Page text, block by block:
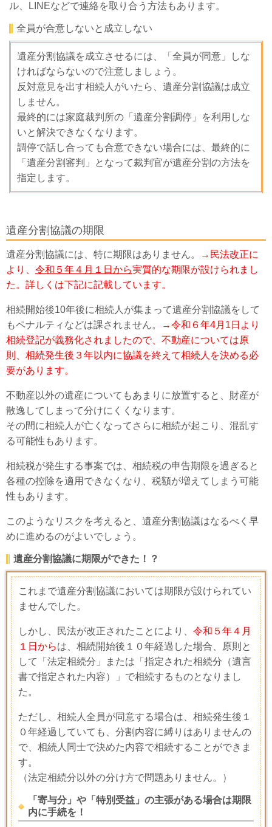
ル、LINEなどで連絡を取り合う方法もあります。
全員が合意しないと成立しない
遺産分割協議を成立させるには、「全員が同意」しな
ければならないので注意しましょう。
反対意見を出す相続人がいたら、遺産分割協議は成立
しません。
最終的には家庭裁判所の「遺産分割調停」を利用しな
いと解決できなくなります。
調停で話し合っても合意できない場合には、最終的に
「遺産分割審判」となって裁判官が遺産分割の方法を
指定します。
遺産分割協議の期限
遺産分割協議には、特に期限はありません。
→民法改正に
より、 令和５年４月１日から実質的な期限が設けられまし
た。詳しくは下記に記載しています。
相続開始後10年後に相続人が集まって遺産分割協議をして
もペナルティなどは課されません。
→令和６年4月1日より
相続登記が義務化されましたので、不動産については原
則、相続発生後３年以内に協議を終えて相続人を決める必
要があります。
不動産以外の遺産についてもあまりに放置すると、財産が
散逸してしまって分けにくくなります。
その間に相続人が亡くなってさらに相続が起こり、混乱す
る可能性もあります。
相続税が発生する事案では、相続税の申告期限を過ぎると
各種の控除を適用できなくなり、税額が増えてしまう可能
性もあります。
このようなリスクを考えると、遺産分割協議はなるべく早
めに進めるのがよいでしょう。
遺産分割協議に期限ができた！？
これまで遺産分割協議においては期限が設けられてい
ませんでした。
しかし、民法が改正されたことにより、 令和５年４月
１日からは、相続開始後１０年経過した場合、原則と
して「法定相続分」または「指定された相続分（遺言
書で指定された内容）」で相続するものとなりまし
た。
ただし、相続人全員が同意する場合は、相続発生後１
０年経過していても、分割内容に縛りはありませんの
で、相続人同士で決めた内容で相続することができま
す。
（法定相続分以外の分け方で問題ありません。）
「寄与分」や「特別受益」の主張がある場合は期限
内に手続を！